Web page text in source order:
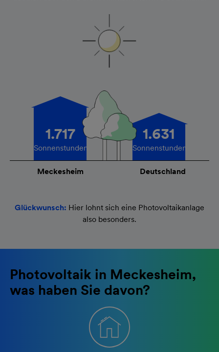
1.717
Sonnenstunden
1.631
Sonnenstunden
Meckesheim Deutschland
Glückwunsch: Hier lohnt sich eine Photovoltaikanlage
also besonders.
Photovoltaik in Meckesheim,
was haben Sie davon?